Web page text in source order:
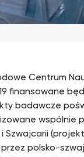
Centrum
finansowane
badawcze
wspólnie
Szwajcarii
polsko-